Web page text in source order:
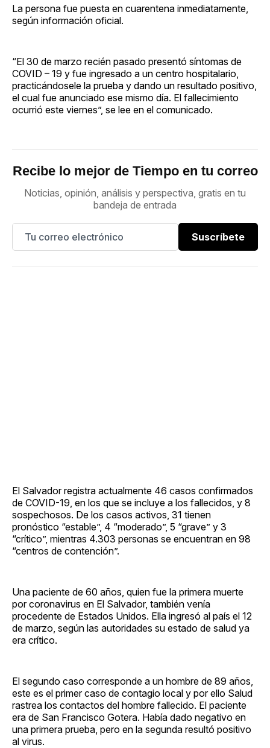
La persona fue puesta en cuarentena inmediatamente,
según información oficial.
“El 30 de marzo recién pasado presentó síntomas de
COVID – 19 y fue ingresado a un centro hospitalario,
practicándosele la prueba y dando un resultado positivo,
el cual fue anunciado ese mismo día. El fallecimiento
ocurrió este viernes”, se lee en el comunicado.
Recibe lo mejor de Tiempo en tu correo
Noticias, opinión, análisis y perspectiva, gratis en tu
bandeja de entrada
Suscríbete
El Salvador registra actualmente 46 casos confirmados
de COVID-19, en los que se incluye a los fallecidos, y 8
sospechosos. De los casos activos, 31 tienen
pronóstico “estable”, 4 “moderado”, 5 “grave” y 3
“crítico”, mientras 4.303 personas se encuentran en 98
“centros de contención”.
Una paciente de 60 años, quien fue la primera muerte
por coronavirus en El Salvador, también venía
procedente de Estados Unidos. Ella ingresó al país el 12
de marzo, según las autoridades su estado de salud ya
era crítico.
El segundo caso corresponde a un hombre de 89 años,
este es el primer caso de contagio local y por ello Salud
rastrea los contactos del hombre fallecido. El paciente
era de San Francisco Gotera. Había dado negativo en
una primera prueba, pero en la segunda resultó positivo
al virus.